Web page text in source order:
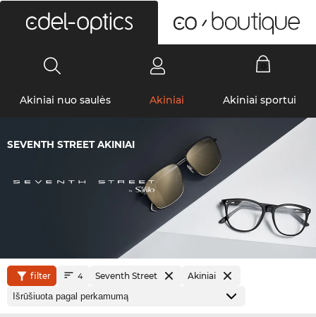
Akiniai nuo saulės Akiniai Akiniai sportui
SEVENTH STREET AKINIAI
filter 4 Seventh Street Akiniai